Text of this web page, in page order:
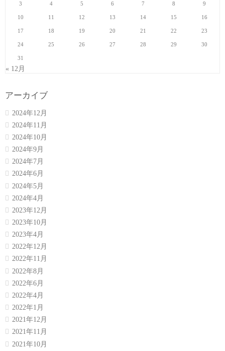
3 4 5 6 7 8 9
10 11 12 13 14 15 16
17 18 19 20 21 22 23
24 25 26 27 28 29 30
31
« 12月
アーカイブ
2024年12月
2024年11月
2024年10月
2024年9月
2024年7月
2024年6月
2024年5月
2024年4月
2023年12月
2023年10月
2023年4月
2022年12月
2022年11月
2022年8月
2022年6月
2022年4月
2022年1月
2021年12月
2021年11月
2021年10月